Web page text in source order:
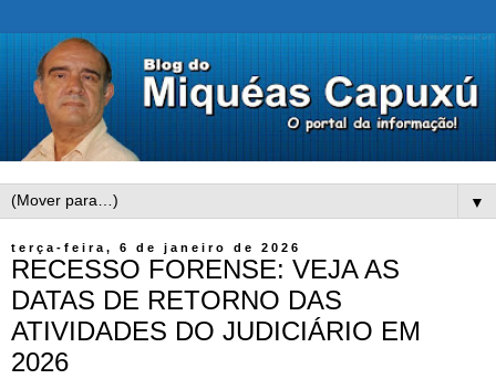
▼
terça-feira, 6 de janeiro de 2026
RECESSO FORENSE: VEJA AS
DATAS DE RETORNO DAS
ATIVIDADES DO JUDICIÁRIO EM
2026